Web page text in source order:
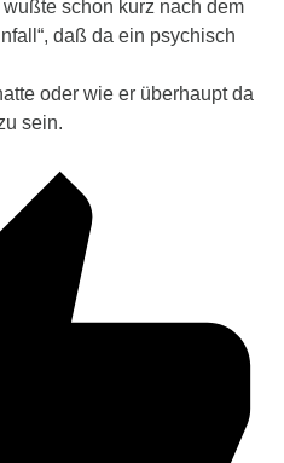
schon kurz nach dem
daß da ein psychisch
oder wie er überhaupt da
sein.